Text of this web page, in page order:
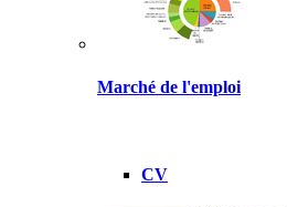
Marché de l'emploi
CV